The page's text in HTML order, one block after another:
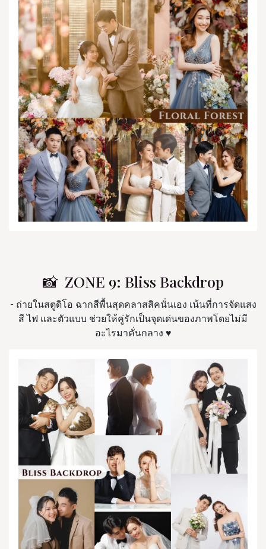
📸 ZONE 9: Bliss Backdrop
- ถ่ายในสตูดิโอ ฉากสีพื้นสุดคลาสสิคนั่นเอง เน้นที่การจัดแสง
สี ไฟ และตัวแบบ ช่วยให้คู่รักเป็นจุดเด่นของภาพโดยไม่มี
อะไรมาคั่นกลาง ♥